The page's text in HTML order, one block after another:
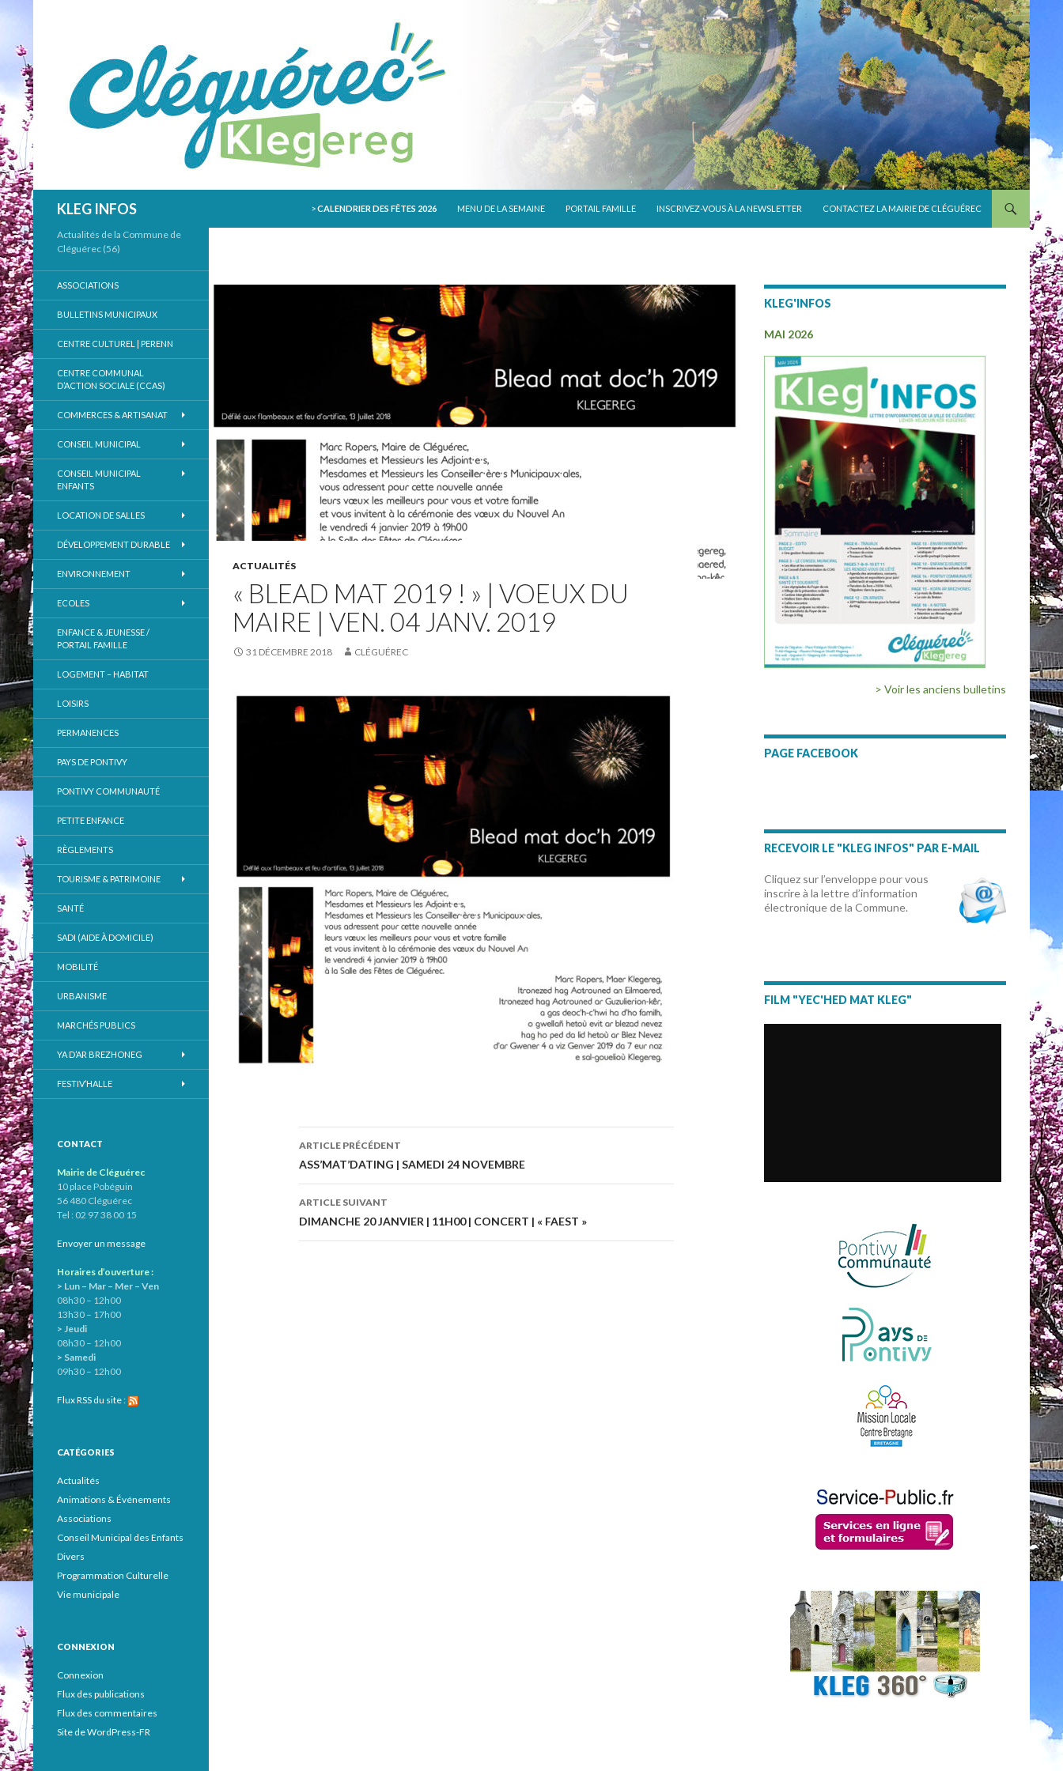
KLEG INFOS
>CALENDRIER DES FÊTES 2026 MENU DE LA SEMAINE PORTAIL FAMILLE INSCRIVEZ-VOUS À LA NEWSLETTER CONTACTEZ LA MAIRIE DE CLÉGUÉREC
ACTUALITÉS
« BLEAD MAT 2019 ! » | VOEUX DU
MAIRE | VEN. 04 JANV. 2019
31 DÉCEMBRE 2018 CLÉGUÉREC
Navigation
des
articles
ARTICLE PRÉCÉDENT
ASS’MAT’DATING | SAMEDI 24 NOVEMBRE
ARTICLE SUIVANT
DIMANCHE 20 JANVIER | 11H00 | CONCERT | « FAEST »
KLEG'INFOS
MAI 2026
> Voir les anciens bulletins
PAGE FACEBOOK
RECEVOIR LE "KLEG INFOS" PAR E-MAIL
Cliquez sur l’enveloppe pour vous
inscrire à la lettre d’information
électronique de la Commune.
FILM "YEC'HED MAT KLEG"
Actualités de la Commune de
Cléguérec (56)
ASSOCIATIONS
BULLETINS MUNICIPAUX
CENTRE CULTUREL | PERENN
CENTRE COMMUNAL
D’ACTION SOCIALE (CCAS)
COMMERCES & ARTISANAT
CONSEIL MUNICIPAL
CONSEIL MUNICIPAL
ENFANTS
LOCATION DE SALLES
DÉVELOPPEMENT DURABLE
ENVIRONNEMENT
ECOLES
ENFANCE & JEUNESSE /
PORTAIL FAMILLE
LOGEMENT – HABITAT
LOISIRS
PERMANENCES
PAYS DE PONTIVY
PONTIVY COMMUNAUTÉ
PETITE ENFANCE
RÈGLEMENTS
TOURISME & PATRIMOINE
SANTÉ
SADI (AIDE À DOMICILE)
MOBILITÉ
URBANISME
MARCHÉS PUBLICS
YA D’AR BREZHONEG
FESTIV’HALLE
CONTACT
Mairie de Cléguérec
10 place Pobéguin
56 480 Cléguérec
Tel : 02 97 38 00 15
Envoyer un message
Horaires d’ouverture :
> Lun – Mar – Mer – Ven
08h30 – 12h00
13h30 – 17h00
> Jeudi
08h30 – 12h00
> Samedi
09h30 – 12h00
Flux RSS du site :
CATÉGORIES
Actualités
Animations & Événements
Associations
Conseil Municipal des Enfants
Divers
Programmation Culturelle
Vie municipale
CONNEXION
Connexion
Flux des publications
Flux des commentaires
Site de WordPress-FR